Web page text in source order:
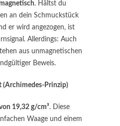
. Hältst du
an dein Schmuckstück
er wird angezogen, ist
Allerdings: Auch
aus unmagnetischen
Beweis.
(Archimedes-Prinzip)
19,32 g/cm³. Diese
Waage und einem